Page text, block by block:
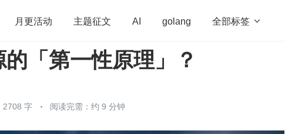
月更活动 主题征文 AI golang 全部标签 
算法 学习方法 Web3.0
「第一性原理」？
2708 字 阅读完需：约 9 分钟